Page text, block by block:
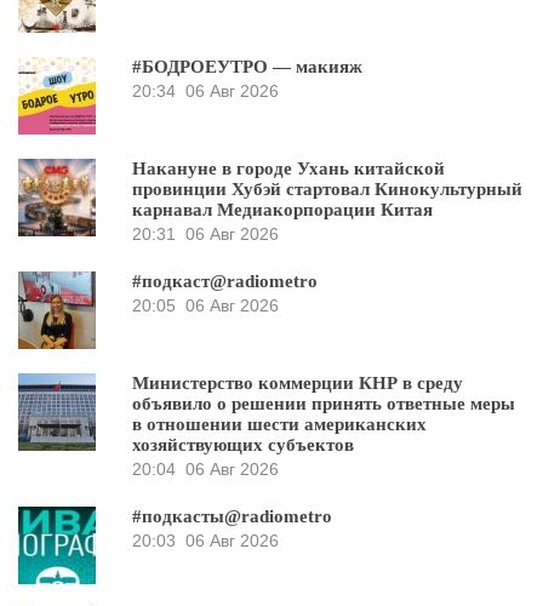
#БОДРОЕУТРО — макияж
20:34 06 Авг 2026
Накануне в городе Ухань китайской
провинции Хубэй стартовал Кинокультурный
карнавал Медиакорпорации Китая
20:31
06 Авг 2026
#подкаст@radiometro
20:05 06 Авг 2026
Министерство коммерции КНР в среду
объявило о решении принять ответные меры
в отношении шести американских
хозяйствующих субъектов
20:04 06 Авг 2026
#подкасты@radiometro
20:03 06 Авг 2026